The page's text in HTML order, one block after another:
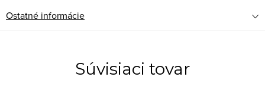
Ostatné informácie
Súvisiaci tovar